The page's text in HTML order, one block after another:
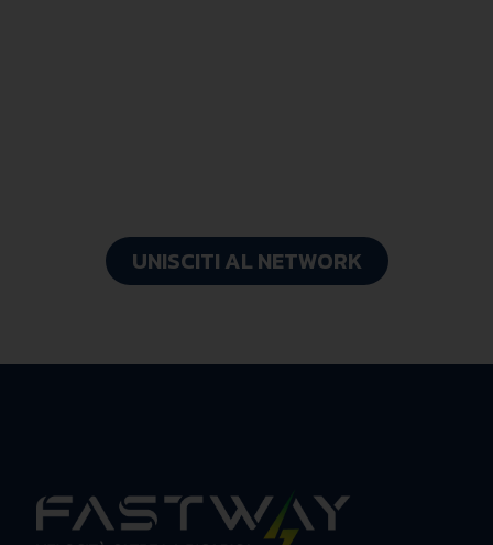
UNISCITI AL NETWORK